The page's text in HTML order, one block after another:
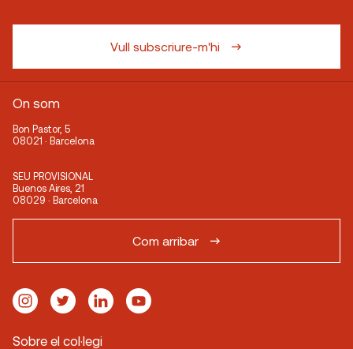
Vull subscriure-m'hi
On som
Bon Pastor, 5
08021 · Barcelona
SEU PROVISIONAL
Buenos Aires, 21
08029 · Barcelona
Com arribar
Sobre el col·legi